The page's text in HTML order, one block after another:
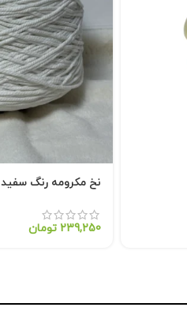
نخ مکرومه رنگ سفید 250 گرمی
239,250 تومان